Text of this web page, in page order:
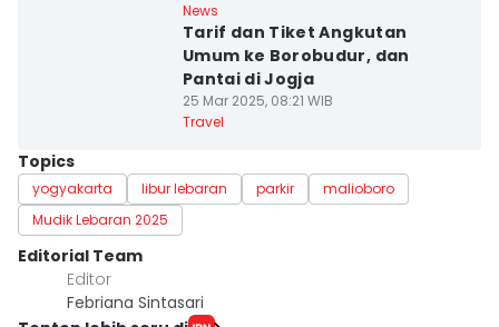
News
Tarif dan Tiket Angkutan
Umum ke Borobudur, dan
Pantai di Jogja
25 Mar 2025, 08:21 WIB
Travel
Topics
yogyakarta libur lebaran parkir
malioboro
Mudik Lebaran 2025
Editorial Team
Editor
Febriana Sintasari